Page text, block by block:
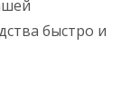
быстро и